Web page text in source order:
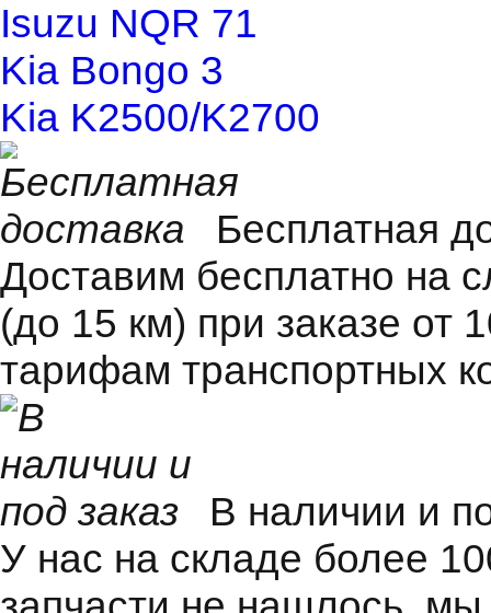
Isuzu NQR 71
Kia Bongo 3
Kia K2500/K2700
Бесплатная
Доставим бесплатно на
(до 15 км) при заказе от
тарифам транспортных
В наличии и
У нас на складе более